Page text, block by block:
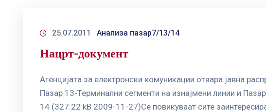
25.07.2011 Анализа пазар7/13/14
Нацрт-документ
Агенцијата за електронски комуникации отвара јавна
Пазар 13-Терминални сегменти на изнајмени линии и
14 (327.22 kB 2009-11-27)Се повикуваат сите